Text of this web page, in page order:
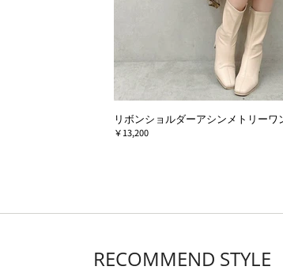
リボンショルダーアシンメトリーワ
￥13,200
RECOMMEND STYLE